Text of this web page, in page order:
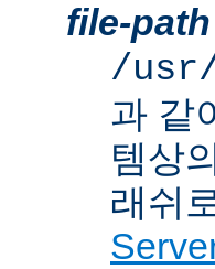
file-path
/
과 같
템상
래쉬